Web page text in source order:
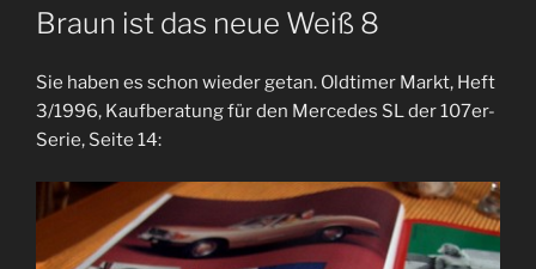
Braun ist das neue Weiß 8
Sie haben es schon wieder getan. Oldtimer Markt, Heft
3/1996, Kaufberatung für den Mercedes SL der 107er-
Serie, Seite 14: